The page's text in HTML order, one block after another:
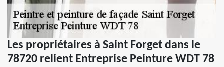
Les propriétaires à Saint Forget dans le
78720 relient Entreprise Peinture WDT 78